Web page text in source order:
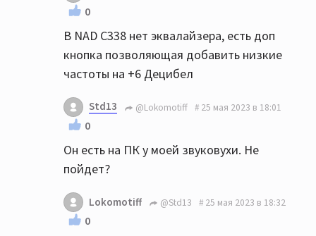
0
В NAD C338 нет эквалайзера, есть доп
кнопка позволяющая добавить низкие
частоты на +6 Децибел
Std13 @Lokomotiff 25 мая 2023 в 18:01
0
Он есть на ПК у моей звуковухи. Не
пойдет?
Lokomotiff @Std13 25 мая 2023 в 18:32
0